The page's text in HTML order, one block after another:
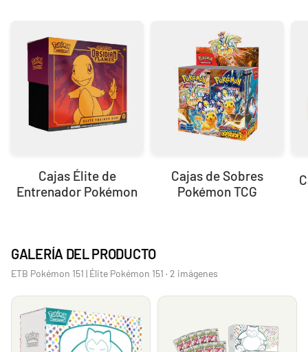
Cajas Élite de
Entrenador Pokémon
Cajas de Sobres
Pokémon TCG
GALERÍA DEL PRODUCTO
ETB Pokémon 151 | Élite Pokémon 151 · 2 imágenes